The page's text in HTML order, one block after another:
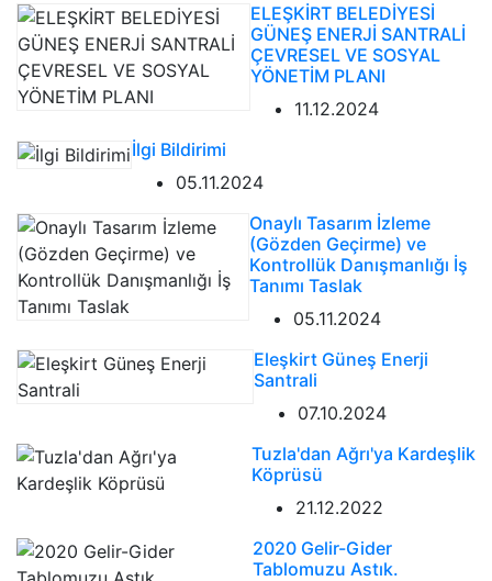
ELEŞKİRT BELEDİYESİ
GÜNEŞ ENERJİ SANTRALİ
ÇEVRESEL VE SOSYAL
YÖNETİM PLANI
11.12.2024
İlgi Bildirimi
05.11.2024
Onaylı Tasarım İzleme
(Gözden Geçirme) ve
Kontrollük Danışmanlığı İş
Tanımı Taslak
05.11.2024
Eleşkirt Güneş Enerji
Santrali
07.10.2024
Tuzla'dan Ağrı'ya Kardeşlik
Köprüsü
21.12.2022
2020 Gelir-Gider
Tablomuzu Astık.